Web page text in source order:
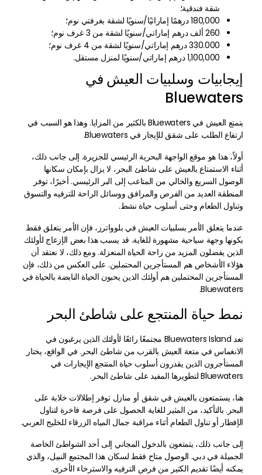
شقة فندقية؛
180,000 درهمًا إماراتيًا/سنويًا لشقة بغرفتي نوم؛
260 ألف درهم إماراتي/سنويًا لشقة من 3 غرف نوم؛
330.000 درهم إماراتي/سنويًا لشقة من 4 غرف نوم؛
1,100,000 درهم إماراتي/سنويًا لمنزل مستقل.
إيجابيات وسلبيات العيش في
Bluewaters
يتمتع العيش في Bluewaters بالكثير من المزايا. وهذا هو السبب في
ارتفاع الطلب على شقق للإيجار في Bluewaters.
أولاً، هذا هو موقع الواجهة البحرية الرئيسي للجزيرة. إلى جانب ذلك،
أثناء الاستمتاع بالعيش على شاطئ البحر، لا يزال بإمكان سكانها
الوصول السريع والخالي من المتاعب إلى البر الرئيسي. أخيرًا، توفر
المنطقة العديد من الفرص والمرافق ووسائل الراحة للترفيه والتسوق
وتناول الطعام وحتى أسلوب حياة نشط.
عندما يتعلق الأمر بسلبيات العيش في بلوواترز، فإن الأمر يتعلق فقط
بكونها وجهة سياحية مشهورة للغاية. قد يسبب هذا بعض الإزعاج لأولئك
الذين يفضلون المزيد من راحة الحياة المنعزلة. ومع ذلك، لا نعتقد أن
هؤلاء الأشخاص هم المستأجرين المحتملين. على العكس من ذلك، فإن
المستأجرين المحتملين هم أولئك الذين يحبون الحياة النابضة بالحياة في
Bluewaters.
نمط حياة المنتجع على شاطئ البحر
تعد Bluewaters Island مجتمعًا رائعًا لأولئك الذين يرغبون في
الانغماس في متعة العيش بالقرب من شاطئ البحر. في الواقع، يختار
المستأجرون الذين يقدرون أسلوب حياة المنتجع الإيجارات في
Bluewaters لتطويرها المفيد على شاطئ البحر.
هنا، يستمتعون بالعيش في شقق أو منازل توفر إطلالات خلابة على
البحر. بالتأكيد، من المثير للغاية الحصول على فرصة فاخرة لتناول
الإفطار أو تناول الطعام أثناء مراقبة جمال المياه الزرقاء للخليج العربي.
إلى جانب ذلك، يتمتعون بالدخول المجاني إلى أحد الشواطئ الخاصة
الجميلة في دبي. الوصول متاح فقط لسكان هذا المجتمع النبيل، والذي
يمكنه أيضًا تقديم الكثير من فرص الترفيه والاسترخاء الأخرى.